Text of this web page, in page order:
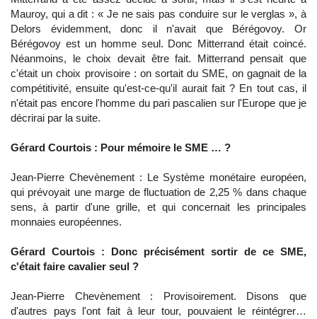
Mauroy, qui a dit : « Je ne sais pas conduire sur le verglas », à
Delors évidemment, donc il n'avait que Bérégovoy. Or
Bérégovoy est un homme seul. Donc Mitterrand était coincé.
Néanmoins, le choix devait être fait. Mitterrand pensait que
c'était un choix provisoire : on sortait du SME, on gagnait de la
compétitivité, ensuite qu'est-ce-qu'il aurait fait ? En tout cas, il
n'était pas encore l'homme du pari pascalien sur l'Europe que je
décrirai par la suite.
Gérard Courtois : Pour mémoire le SME … ?
Jean-Pierre Chevènement : Le Système monétaire européen,
qui prévoyait une marge de fluctuation de 2,25 % dans chaque
sens, à partir d'une grille, et qui concernait les principales
monnaies européennes.
Gérard Courtois : Donc précisément sortir de ce SME,
c'était faire cavalier seul ?
Jean-Pierre Chevènement : Provisoirement. Disons que
d'autres pays l'ont fait à leur tour, pouvaient le réintégrer…